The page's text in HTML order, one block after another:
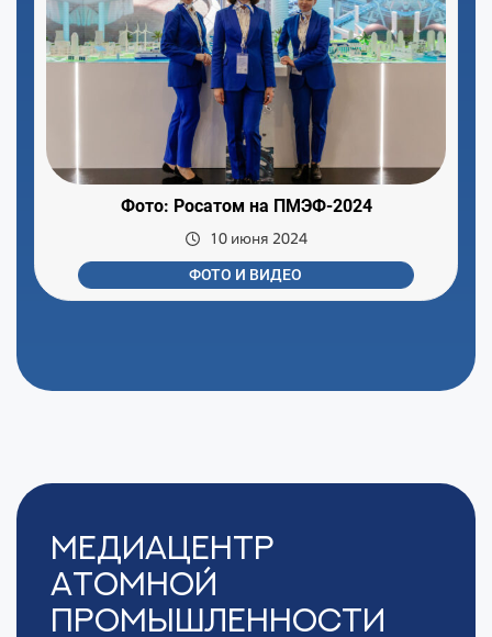
Фото: Росатом на ПМЭФ-2024
10 июня 2024
ФОТО И ВИДЕО
Медиацентр
Атомной
Промышленности